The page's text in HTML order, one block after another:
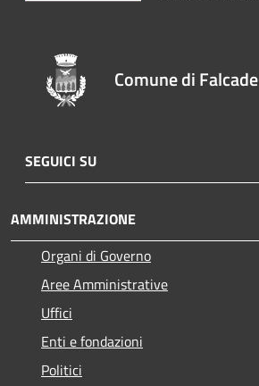
Comune di Falcade
SEGUICI SU
AMMINISTRAZIONE
Organi di Governo
Aree Amministrative
Uffici
Enti e fondazioni
Politici